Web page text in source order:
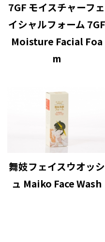
7GF モイスチャーフェ
イシャルフォーム 7GF
Moisture Facial Foa
m
舞妓フェイスウオッシ
ュ Maiko Face Wash